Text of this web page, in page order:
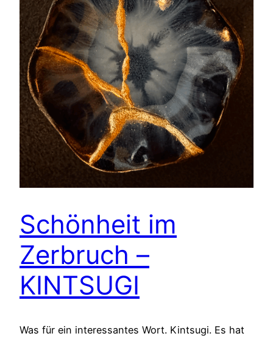
Schönheit im
Zerbruch –
KINTSUGI
Was für ein interessantes Wort. Kintsugi. Es hat